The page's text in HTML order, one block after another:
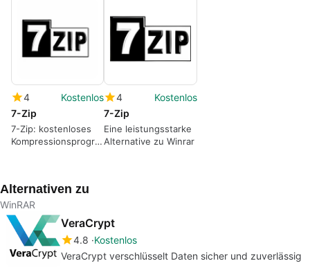
4
Kostenlos
7-Zip
7-Zip: kostenloses
Kompressionsprogramm
4
Kostenlos
7-Zip
Eine leistungsstarke
Alternative zu Winrar
Alternativen zu
WinRAR
VeraCrypt
4.8 Kostenlos
VeraCrypt verschlüsselt Daten sicher und zuverlässig